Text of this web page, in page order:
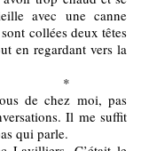
avec une canne
collées deux têtes
en regardant vers la
de chez moi, pas
Il me suffit
qui parle.